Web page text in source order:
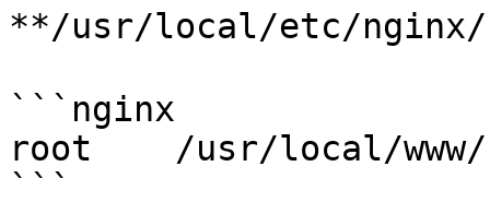
**/usr/local/etc/nginx/
```nginx
root	/usr/local/www/nginx;
```